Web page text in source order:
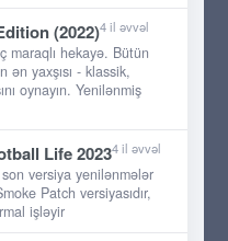
(2022)4 il əvvəl
maraqlı hekayə. Bütün
ən yaxşısı - klassik,
oynayın. Yenilənmiş
Life 20234 il əvvəl
versiya yenilənmələr
Patch versiyasıdır,
işləyir